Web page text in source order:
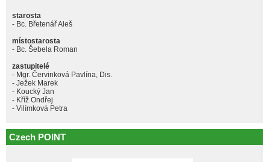
starosta
- Bc. Břetenář Aleš
místostarosta
- Bc. Šebela Roman
zastupitelé
- Mgr. Červinková Pavlína, Dis.
- Ježek Marek
- Koucký Jan
- Kříž Ondřej
- Vilímková Petra
Czech POINT